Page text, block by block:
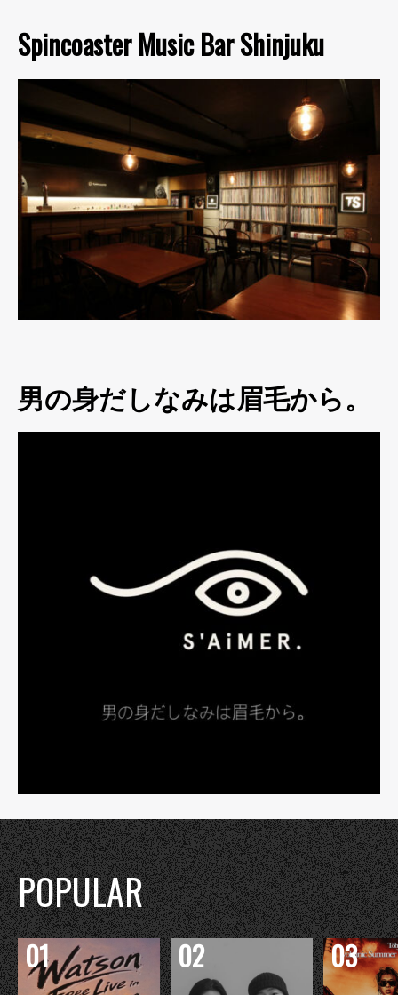
Spincoaster Music Bar Shinjuku
男の身だしなみは眉毛から。
POPULAR